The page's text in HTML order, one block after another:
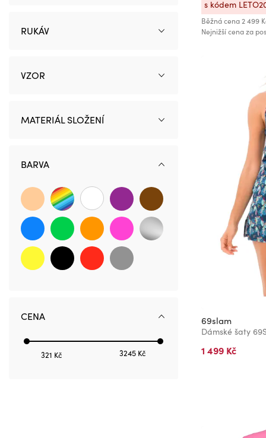
Běžná cena 2 499
Nejnižší cena za
s kódem
69slam
Dámské šaty
1 499 Kč
14
20
34
40
44
46
48
50
RUKÁV
VZOR
MATERIÁL SLOŽENÍ
BARVA
CENA
321 Kč 3245 Kč